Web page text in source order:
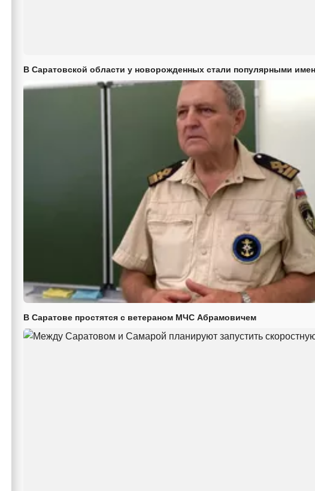
В Саратовской области у новорожденных стали популярными
В Саратове простятся с ветераном МЧС Абрамовичем